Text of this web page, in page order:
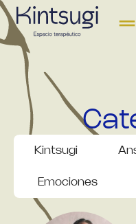
Kintsugi
Emociones